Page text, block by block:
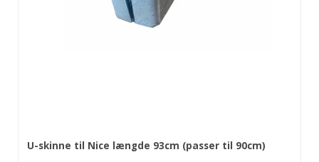
U-skinne til Nice længde 93cm (passer til 90cm)